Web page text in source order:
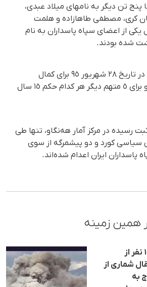
همراه با پنج تن دیگر بە نامهای میلاد عبدی،
کری، مصطفی طاهازادە و هلمت
یکی از اعضای سپاه پاسداران بە نام
شدە بودند.
دستگاه قضایی ایران در تاریخ ٢٨ شهریور ٩٥ برای کمال
احمدنژاد حکم اعدام و برای ٥ متهم دیگر هر کدام حکم ١٥ سال
رسیدە در مرکز آمار هەنگاو، تنها طی
٤ زندانی سیاسی کورد و دو پیشمرگە از سوی
ایران اعدام شدەاند.
همین زمینه
کشته شدن بیش از ۱۰۰ نفر از
شماری از
به